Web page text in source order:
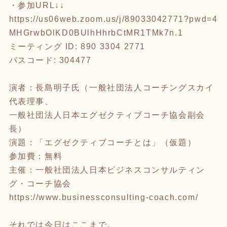
・参加URL↓↓
https://us06web.zoom.us/j/89033042771?pwd=4
MHGrwbOlKD0BUlhHhrbCtMR1TMk7n.1
ミーティング ID: 890 3304 2771
パスコード: 304477
演者：長島明子氏（一般社団法人コーチングスカイ
代表理事、
一般社団法人日本エグゼクティブコーチ協会副会
長）
演題：「エグゼクティブコーチとは」（仮題）
参加費：無料
主催：一般社団法人日本ビジネスコンサルティン
グ・コーチ協会
https://www.businessconsulting-coach.com/
それでは今日はここまで。